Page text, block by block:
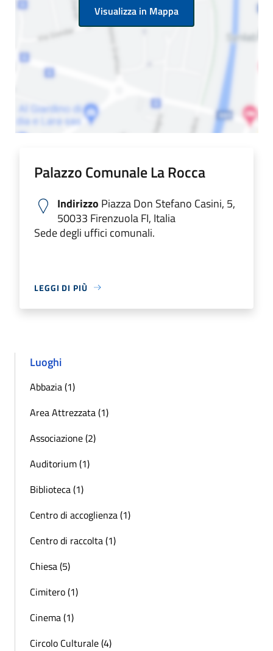
Visualizza in Mappa
Palazzo Comunale La Rocca
Indirizzo Piazza Don Stefano Casini, 5,
50033 Firenzuola FI, Italia
Sede degli uffici comunali.
LEGGI DI PIÙ
Luoghi
Abbazia (1)
Area Attrezzata (1)
Associazione (2)
Auditorium (1)
Biblioteca (1)
Centro di accoglienza (1)
Centro di raccolta (1)
Chiesa (5)
Cimitero (1)
Cinema (1)
Circolo Culturale (4)